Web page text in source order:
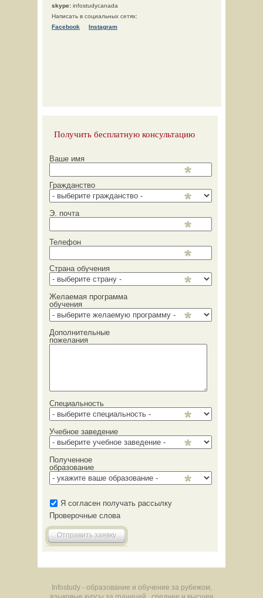
skype: infostudycanada
Написать в социальных сетях:
Facebook
Instagram
Получить бесплатную консультацию
Ваше имя
Гражданство
Э. почта
Телефон
Страна обучения
Желаемая программа
обучения
Дополнительные
пожелания
Специальность
Учебное заведение
Полученное
образование
Я согласен получать рассылку
Проверочные слова
Отправить заявку
Infostudy - образование и обучение за рубежом,